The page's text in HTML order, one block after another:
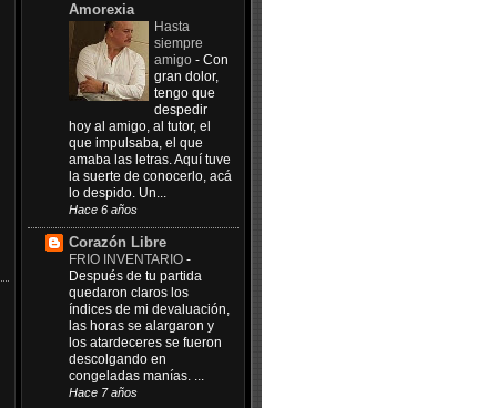
Amorexia
Hasta
siempre
amigo - Con
gran dolor,
tengo que
despedir
hoy al amigo, al tutor, el
que impulsaba, el que
amaba las letras. Aquí tuve
la suerte de conocerlo, acá
lo despido. Un...
Hace 6 años
Corazón Libre
FRIO INVENTARIO -
Después de tu partida
quedaron claros los
índices de mi devaluación,
las horas se alargaron y
los atardeceres se fueron
descolgando en
congeladas manías. ...
Hace 7 años